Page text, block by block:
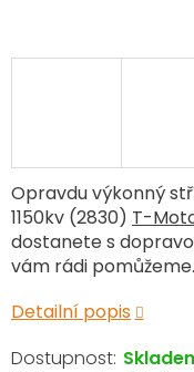
Opravdu výkonný
1150kv (2830) T-
dostanete s
vám rádi pomůžeme.
Detailní popis